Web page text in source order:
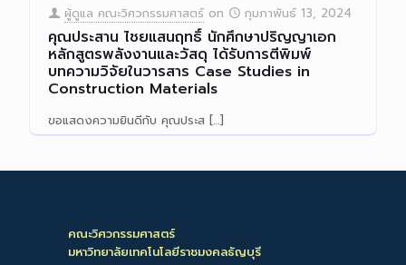
ผู้ดูแล คณะวิศวกรรมศาสตร์ on กุมภาพันธ์ 13, 2024
คุณประสาน ไชยแสนฤทธิ์ นักศึกษาปริญญาเอก
หลักสูตรพลังงานและวัสดุ ได้รับการตีพิมพ์
บทความวิจัยในวารสาร Case Studies in
Construction Materials
ขอแสดงความยินดีกับ คุณประส […]
Read more
คณะวิศวกรรมศาสตร์
มหาวิทยาลัยเทคโนโลยีราชมงคลธัญบุรี